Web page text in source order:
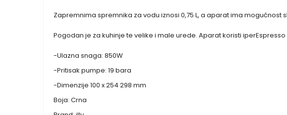
Zapremnima spremnika za vodu iznosi 0,75 L, a aparat ima mogućnost
Pogodan je za kuhinje te velike i male urede. Aparat koristi
-Ulazna snaga: 850W
-Pritisak pumpe: 19 bara
-Dimenzije 100 x 254 298 mm
Boja: Crna